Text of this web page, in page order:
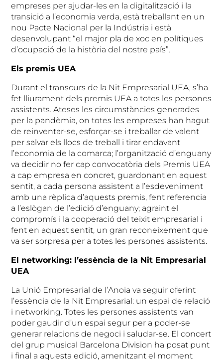
empreses per ajudar-les en la digitalització i la
transició a l’economia verda, està treballant en un
nou Pacte Nacional per la Indústria i està
desenvolupant “el major pla de xoc en polítiques
d’ocupació de la història del nostre país”.
Els premis UEA
Durant el transcurs de la Nit Empresarial UEA, s’ha
fet lliurament dels premis UEA a totes les persones
assistents. Ateses les circumstàncies generades
per la pandèmia, on totes les empreses han hagut
de reinventar-se, esforçar-se i treballar de valent
per salvar els llocs de treball i tirar endavant
l’economia de la comarca; l’organització d’enguany
va decidir no fer cap convocatòria dels Premis UEA
a cap empresa en concret, guardonant en aquest
sentit, a cada persona assistent a l’esdeveniment
amb una rèplica d’aquests premis, fent referencia
a l’eslògan de l’edició d’enguany; agraint el
compromís i la cooperació del teixit empresarial i
fent en aquest sentit, un gran reconeixement que
va ser sorpresa per a totes les persones assistents.
El networking: l’essència de la Nit Empresarial
UEA
La Unió Empresarial de l’Anoia va seguir oferint
l’essència de la Nit Empresarial: un espai de relació
i networking. Totes les persones assistents van
poder gaudir d’un espai segur per a poder-se
generar relacions de negoci i saludar-se. El concert
del grup musical Barcelona Division ha posat punt
i final a aquesta edició, amenitzant el moment